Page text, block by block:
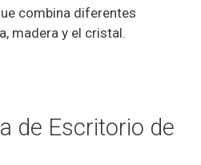
combina diferentes
madera y el cristal.
de Escritorio de